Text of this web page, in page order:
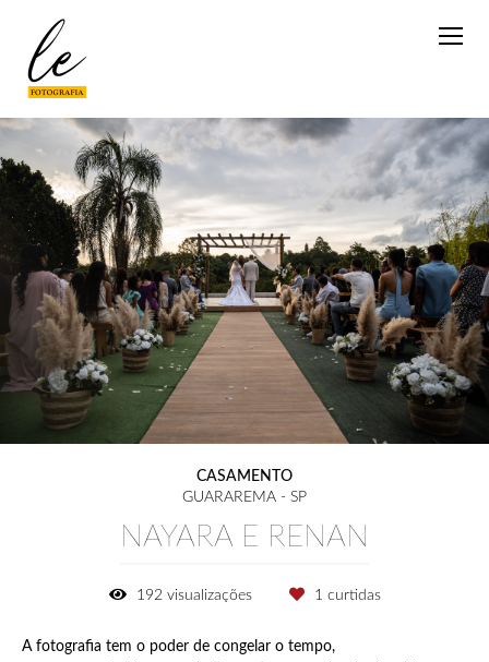
CASAMENTO
GUARAREMA - SP
NAYARA E RENAN
192 visualizações 1 curtidas
A fotografia tem o poder de congelar o tempo,